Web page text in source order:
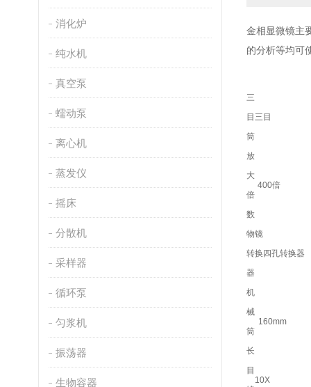
消化炉
纯水机
真空泵
蠕动泵
离心机
蒸发仪
摇床
分散机
采样器
循环泵
匀浆机
振荡器
生物容器
金相显微镜主
的分析等均可
三
目
筒
三目
放
大
倍
数
400倍
物镜
转换
器
四孔转换器
机
械
筒
长
160mm
目
10X